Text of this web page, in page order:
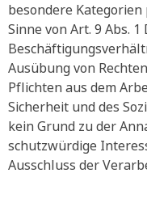
besondere
Sinne von Art. 9 Abs. 1
Ausübung von
Pflichten aus dem
Sicherheit und des
kein Grund zu der
schutzwürdige
Ausschluss der